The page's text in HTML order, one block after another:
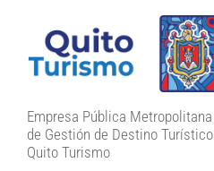
Empresa Pública Metropolitana
de Gestión de Destino Turístico
Quito Turismo